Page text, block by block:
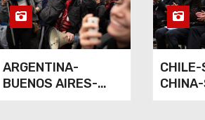
ARGENTINA-
BUENOS AIRES-
CHILE-